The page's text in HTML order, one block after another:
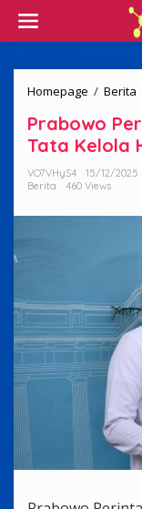
content
Homepage / Berita
Prabowo
Tata Kelola
VO7VHyS4
15/12/2025
Berita
460 Views